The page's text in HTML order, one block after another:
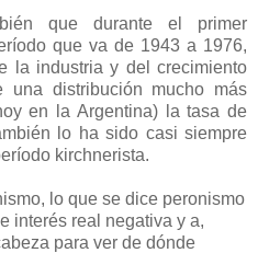
que durante el primer
que va de 1943 a 1976,
la industria y del crecimiento
distribución mucho más
en la Argentina) la tasa de
lo ha sido casi siempre
kirchnerista.
lo que se dice peronismo
interés real negativa y a,
para ver de dónde